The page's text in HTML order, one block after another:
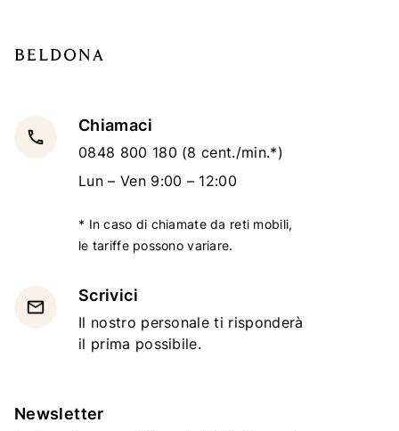
local_phone
Chiamaci
0848 800 180 (8 cent./min.*)
Lun – Ven 9:00 – 12:00
* In caso di chiamate da reti mobili,
le tariffe possono variare.
email
Scrivici
Il nostro personale ti risponderà
il prima possibile.
Newsletter